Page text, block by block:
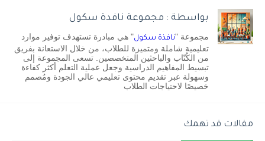
بواسطة : مجموعة نافدة سكول
مجموعة "نافذة سكول" هي مبادرة تستهدف توفير موارد
تعليمية شاملة ومتميزة للطلاب، من خلال الاستعانة بفريق
من الكُتّاب والباحثين المتخصصين. تسعى المجموعة إلى
تبسيط المفاهيم الدراسية وجعل عملية التعلم أكثر كفاءة
وسهولة عبر تقديم محتوى تعليمي عالي الجودة ومُصمم
خصيصًا لاحتياجات الطلاب
مقالات قد تهمك